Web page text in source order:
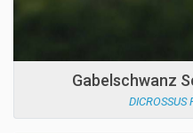
Gabelschwanz
DICROSSUS